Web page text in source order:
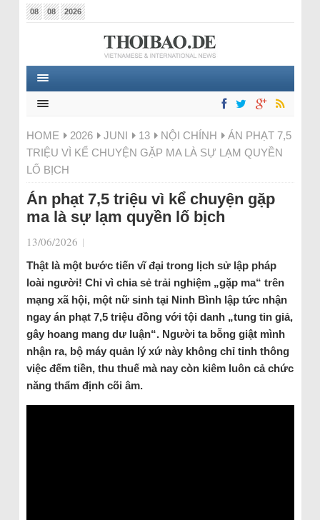
08 08 2026
HOME 2026 JUNI 13 NỘI CHÍNH
ÁN PHẠT 7,5
TRIỆU VÌ KỂ CHUYỆN GẶP MA LÀ SỰ LẠM QUYỀN
LỐ BỊCH
Án phạt 7,5 triệu vì kể chuyện gặp
ma là sự lạm quyền lố bịch
13/06/2026 |
Thật là một bước tiến vĩ đại trong lịch sử lập pháp
loài người! Chỉ vì chia sẻ trải nghiệm „gặp ma“ trên
mạng xã hội, một nữ sinh tại Ninh Bình lập tức nhận
ngay án phạt 7,5 triệu đồng với tội danh „tung tin giả,
gây hoang mang dư luận“. Người ta bỗng giật mình
nhận ra, bộ máy quản lý xứ này không chỉ tinh thông
việc đếm tiền, thu thuế mà nay còn kiêm luôn cả chức
năng thẩm định cõi âm.